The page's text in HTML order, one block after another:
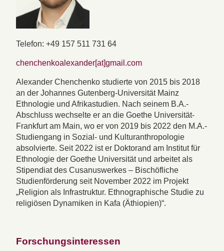
Telefon: +49 157 511 731 64
chenchenkoalexander[at]gmail.com
Alexander Chenchenko studierte von 2015 bis 2018
an der Johannes Gutenberg-Universität Mainz
Ethnologie und Afrikastudien. Nach seinem B.A.-
Abschluss wechselte er an die Goethe Universität-
Frankfurt am Main, wo er von 2019 bis 2022 den M.A.-
Studiengang in Sozial- und Kulturanthropologie
absolvierte. Seit 2022 ist er Doktorand am Institut für
Ethnologie der Goethe Universität und arbeitet als
Stipendiat des Cusanuswerkes – Bischöfliche
Studienförderung seit November 2022 im Projekt
„Religion als Infrastruktur. Ethnographische Studie zu
religiösen Dynamiken in Kafa (Äthiopien)“.
Forschungsinteressen